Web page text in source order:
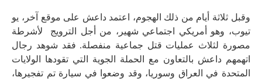
وقبل ثلاثة أيام من ذلك الهجوم، اعتمد داعش على موقع آخر، يو
تيوب، وهو أمريكي اجتماعي شهير، من أجل الترويج لأشرطة
مصورة لثلاث عمليات قتل جماعية منفصلة. فقد شوهد رجال
اتهمهم داعش بالتعاون مع الحملة الجوية التي تقودها الولايات
المتحدة في العراق وسوريا، وقد وضعوا في سيارة تم تفجيرها،